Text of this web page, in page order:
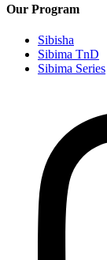
Our Program
Sibisha
Sibima TnD
Sibima Series